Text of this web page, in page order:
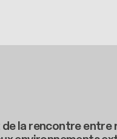
la rencontre